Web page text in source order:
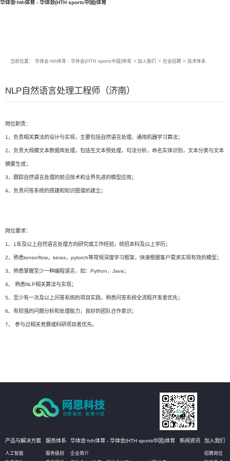
华体会·hth体育 - 华体会(HTH sports中国)体育
当前位置： 华体会·hth体育 - 华体会(HTH sports中国)体育 > 加入我们 > 社会招聘 > 技术体系
NLP自然语言处理工程师（济南）
岗位职责：
1、负责相关算法的设计与实现，主要包括自然语言处理、通用机器学习算法；
2、负责大规模文本数据库处理，包括生文本预处理，句法分析，命名实体识别，文本分类与文本
摘要生成；
3、跟踪自然语言处理的前沿技术和业界先进的模型应用；
4、负责问答系统的搭建和知识图谱的建立；
岗位要求：
1、1年及以上自然语言处理方向研究或工作经验，统招本科及以上学历；
2、熟悉tensorflow，keras，pytorch等常规深度学习框架，快速根据客户需求实现有效的模型；
3、熟悉掌握至少一种编程语言，如：Python，Java；
4、 熟悉NLP相关算法与实现；
5、至少有一次及以上问答系统的项目实践，熟悉问答系统全流程开发者优先；
6、有较强的问题分析和处理能力，良好的团队合作意识；
7、 参与过相关竞赛或科研项目者优先。
产品与解决方案
人工智能
服务体系
服务级别
华体会·hth体育 - 华体会(HTH sports中国)体育
企业简介
新闻资讯 加入我们
招聘岗位